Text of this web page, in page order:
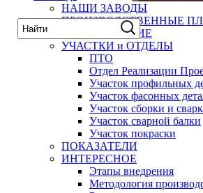
НАШИ ЗАВОДЫ
ПРОИЗВОДСТВЕННЫЕ
ОБОРУДОВАНИЕ
УЧАСТКИ и ОТДЕЛЫ
ПТО
Отдел Реализации
Участок профильных
Участок фасонных
Участок сборки и
Участок сварной балки
Участок покраски
ПОКАЗАТЕЛИ
ИНТЕРЕСНОЕ
Этапы внедрения
Методология